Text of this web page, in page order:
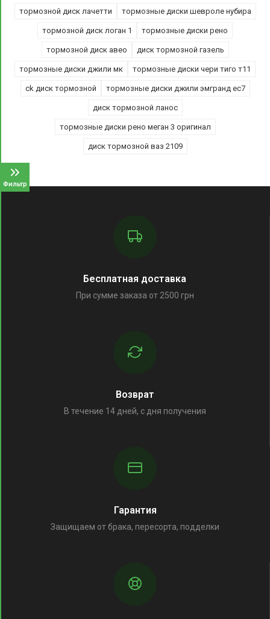
Фильтр
тормозной диск лачетти тормозные диски шевроле нубира
тормозной диск логан 1 тормозные диски рено
тормозной диск авео диск тормозной газель
тормозные диски джили мк тормозные диски чери тиго т11
ck диск тормозной тормозные диски джили эмгранд ес7
диск тормозной ланос
тормозные диски рено меган 3 оригинал
диск тормозной ваз 2109
Бесплатная доставка
При сумме заказа от 2500 грн
Возврат
В течение 14 дней, с дня получения
Гарантия
Защищаем от брака, пересорта, подделки